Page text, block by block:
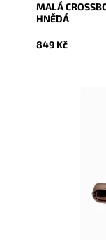
MALÁ
HNĚDÁ
849 Kč